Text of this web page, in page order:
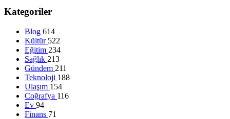
Kategoriler
Blog 614
Kültür 522
Eğitim 234
Sağlık 213
Gündem 211
Teknoloji 188
Ulaşım 154
Coğrafya 116
Ev 94
Finans 71